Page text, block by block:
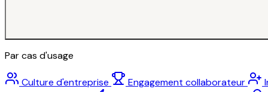
Par cas d'usage
Culture d'entreprise Engagement collaborateur